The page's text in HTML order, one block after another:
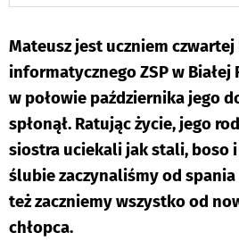
Mateusz jest uczniem
informatycznego ZSP w Białej
w połowie października jego
spłonął. Ratując życie, jego
siostra uciekali jak stali, boso
ślubie zaczynaliśmy od spania
też zaczniemy wszystko od
chłopca.